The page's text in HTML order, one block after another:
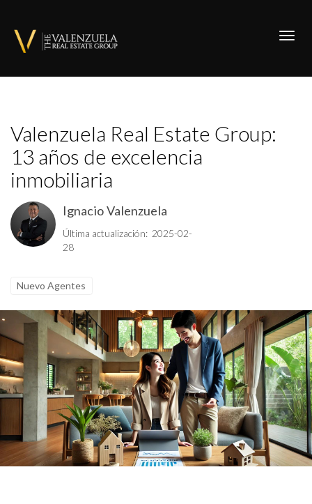
Valenzuela Real Estate Group:
13 años de excelencia
inmobiliaria
Ignacio Valenzuela
Última actualización: 2025-02-
28
Nuevo Agentes